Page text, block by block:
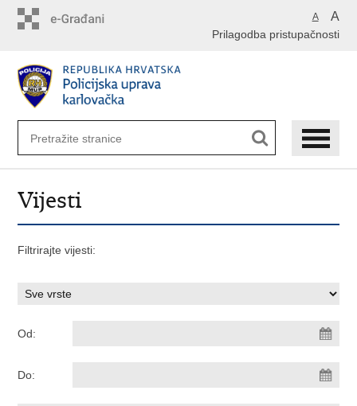
A A
Prilagodba pristupačnosti
Vijesti
Filtrirajte vijesti:
Od:
Do: